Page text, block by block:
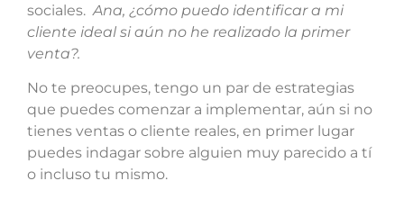
sociales.Ana, ¿cómo puedo identificar a mi
cliente ideal si aún no he realizado la primer
venta?.
No te preocupes, tengo un par de estrategias
que puedes comenzar a implementar, aún si no
tienes ventas o cliente reales, en primer lugar
puedes indagar sobre alguien muy parecido a tí
o incluso tu mismo.